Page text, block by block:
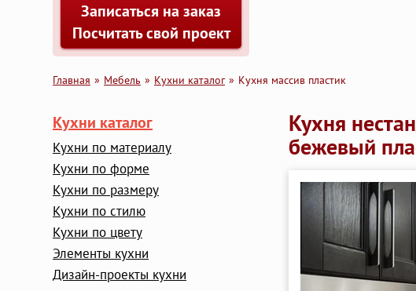
Записаться на заказ
Посчитать свой проект
Главная Мебель Кухни каталог Кухня массив пластик
Кухни каталог
Кухни по материалу
Кухни по форме
Кухни по размеру
Кухни по стилю
Кухни по цвету
Элементы кухни
Дизайн-проекты кухни
Кухня
бежевый